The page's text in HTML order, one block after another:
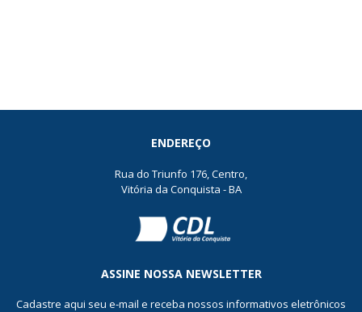
ENDEREÇO
Rua do Triunfo 176, Centro,
Vitória da Conquista - BA
ASSINE NOSSA NEWSLETTER
Cadastre aqui seu e-mail e receba nossos informativos eletrônicos